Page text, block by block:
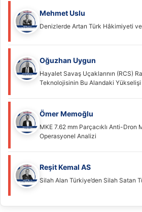
Mehmet Uslu
Denizlerde Artan Türk Hâkimiyeti
Oğuzhan Uygun
Hayalet Savaş Uçaklarının (RCS)
Teknolojisinin Bu Alandaki
Ömer Memoğlu
MKE 7.62 mm Parçacıklı Anti-Dron
Operasyonel Analizi
Reşit Kemal AS
Silah Alan Türkiye’den Silah Satan